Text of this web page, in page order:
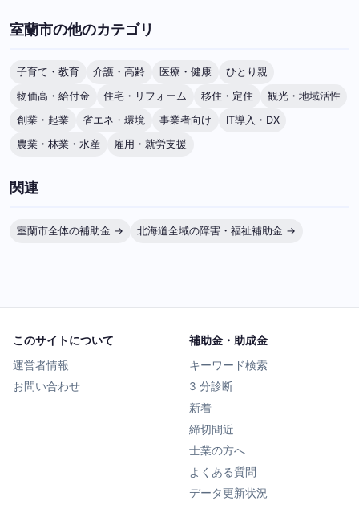
室蘭市の他のカテゴリ
子育て・教育 介護・高齢 医療・健康
ひとり親
物価高・給付金
住宅・リフォーム 移住・定住
観光・地域活性
創業・起業
省エネ・環境 事業者向け
IT導入・DX
農業・林業・水産
雇用・就労支援
関連
室蘭市全体の補助金 → 北海道全域の障害・福祉補助金 →
このサイトについて
運営者情報
お問い合わせ
補助金・助成金
キーワード検索
3 分診断
新着
締切間近
士業の方へ
よくある質問
データ更新状況